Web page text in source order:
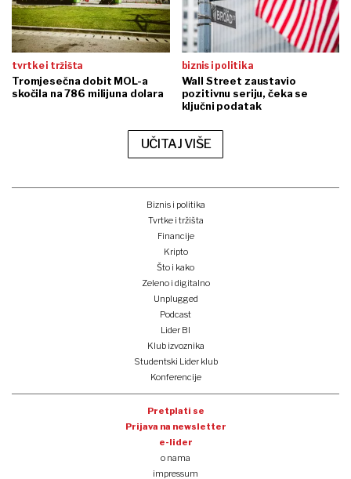
tvrtke i tržišta
Tromjesečna dobit MOL-a
skočila na 786 milijuna dolara
biznis i politika
Wall Street zaustavio
pozitivnu seriju, čeka se
ključni podatak
UČITAJ VIŠE
Biznis i politika
Tvrtke i tržišta
Financije
Kripto
Što i kako
Zeleno i digitalno
Unplugged
Podcast
Lider BI
Klub izvoznika
Studentski Lider klub
Konferencije
Pretplati se
Prijava na newsletter
e-lider
o nama
impressum